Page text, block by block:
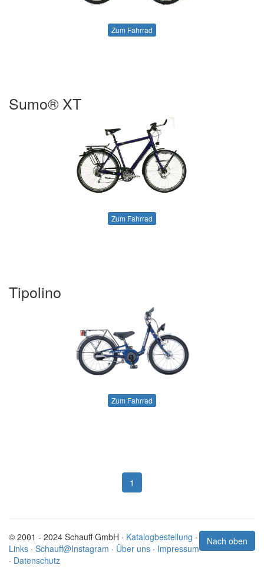
Zum Fahrrad
Sumo® XT
Zum Fahrrad
Tipolino
Zum Fahrrad
1
Nach oben
© 2001 - 2024 Schauff GmbH · Katalogbestellung ·
Links · Schauff@Instagram · Über uns · Impressum
· Datenschutz